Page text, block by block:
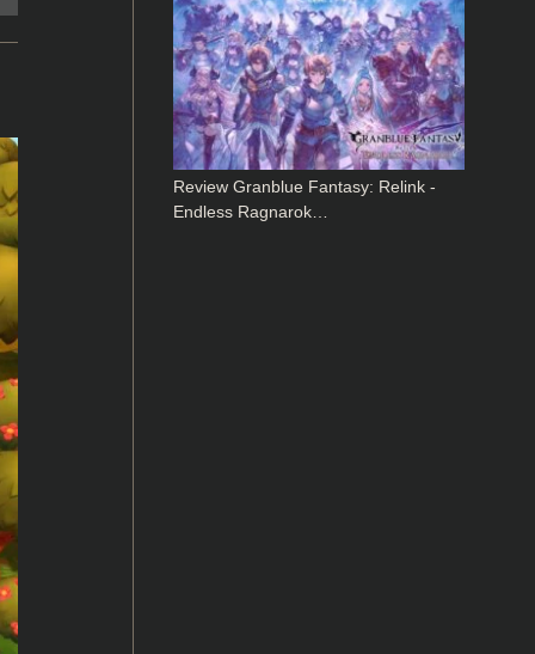
Review Granblue Fantasy: Relink -
Endless Ragnarok…